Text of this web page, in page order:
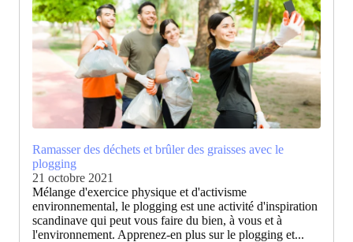
Ramasser des déchets et brûler des graisses avec le
plogging
21 octobre 2021
Mélange d'exercice physique et d'activisme
environnemental, le plogging est une activité d'inspiration
scandinave qui peut vous faire du bien, à vous et à
l'environnement. Apprenez-en plus sur le plogging et...